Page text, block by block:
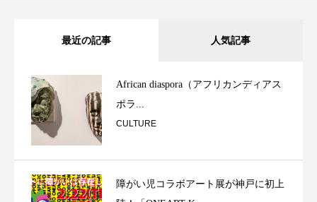
最近の記事 人気記事
African diaspora（アフリカンディアス
ポラ...
CULTURE
障がい児コラボアート展が神戸に初上